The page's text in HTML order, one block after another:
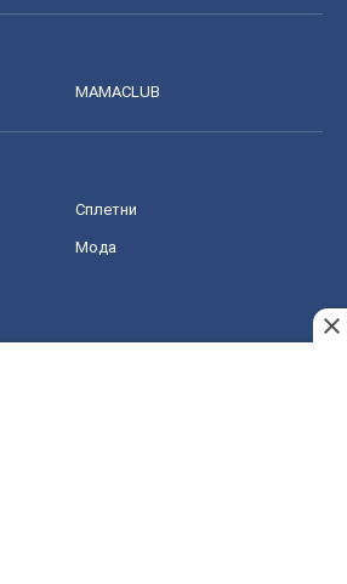
MAMACLUB
Сплетни
Мода